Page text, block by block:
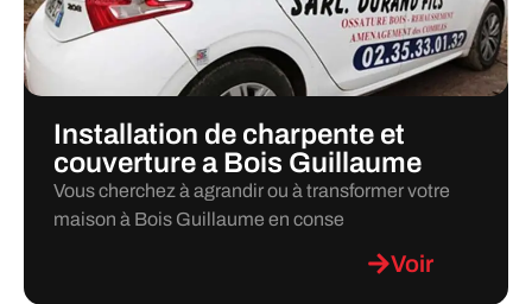
Installation de charpente et
couverture a Bois Guillaume
Vous cherchez à agrandir ou à transformer votre
maison à Bois Guillaume en conse
Voir